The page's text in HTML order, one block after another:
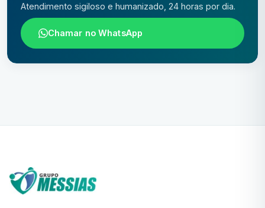
Atendimento sigiloso e humanizado, 24 horas por dia.
Chamar no WhatsApp